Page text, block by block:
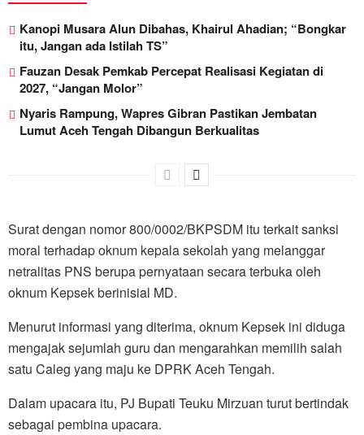
Kanopi Musara Alun Dibahas, Khairul Ahadian; “Bongkar
itu, Jangan ada Istilah TS”
Fauzan Desak Pemkab Percepat Realisasi Kegiatan di
2027, “Jangan Molor”
Nyaris Rampung, Wapres Gibran Pastikan Jembatan
Lumut Aceh Tengah Dibangun Berkualitas
Surat dengan nomor 800/0002/BKPSDM itu terkait sanksi
moral terhadap oknum kepala sekolah yang melanggar
netralitas PNS berupa pernyataan secara terbuka oleh
oknum Kepsek berinisial MD.
Menurut informasi yang diterima, oknum Kepsek ini diduga
mengajak sejumlah guru dan mengarahkan memilih salah
satu Caleg yang maju ke DPRK Aceh Tengah.
Dalam upacara itu, PJ Bupati Teuku Mirzuan turut bertindak
sebagai pembina upacara.